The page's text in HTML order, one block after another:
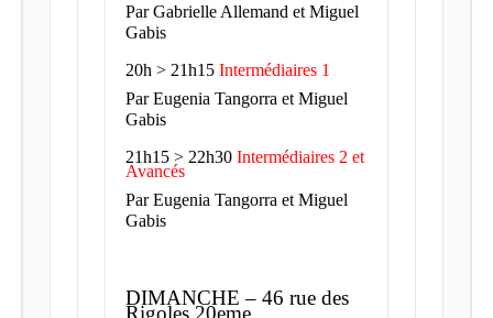
Par Gabrielle Allemand et Miguel
Gabis
20h > 21h15 Intermédiaires 1
Par Eugenia Tangorra et Miguel
Gabis
21h15 > 22h30 Intermédiaires 2 et
Avancés
Par Eugenia Tangorra et Miguel
Gabis
DIMANCHE – 46 rue des
Rigoles 20eme